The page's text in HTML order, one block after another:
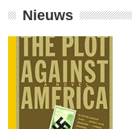
Nieuws